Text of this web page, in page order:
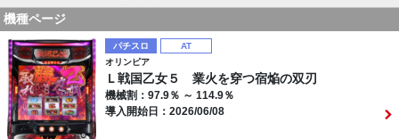
機種ページ
パチスロ
AT
オリンピア
Ｌ戦国乙女５ 業火を穿つ宿焔の双刃
機械割：97.9％ ～ 114.9％
導入開始日：2026/06/08